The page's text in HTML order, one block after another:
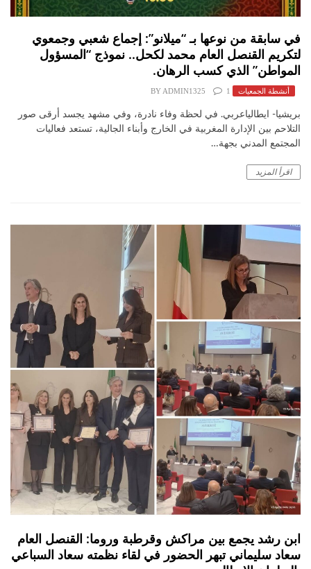
في سابقة من نوعها بـ “ميلانو”: إجماع شعبي وجمعوي
لتكريم القنصل العام محمد لكحل.. نموذج “المسؤول
المواطن” الذي كسب الرهان.
أنشطة الجمعيات BY ADMIN1325 1
​بريشيا- ايطالياعربي. ​في لحظة وفاء نادرة، وفي مشهد يجسد أرقى صور
التلاحم بين الإدارة المغربية في الخارج وأبناء الجالية، تستعد فعاليات
المجتمع المدني بجهة…
اقرأ المزيد
ابن رشد يجمع بين مراكش وقرطبة وروما: القنصل العام
سعاد سليماني تبهر الحضور في لقاء نظمته سعاد السباعي